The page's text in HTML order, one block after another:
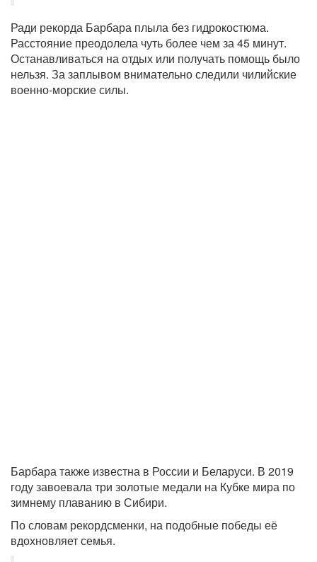
Ради рекорда Барбара плыла без гидрокостюма.
Расстояние преодолела чуть более чем за 45 минут.
Останавливаться на отдых или получать помощь было
нельзя. За заплывом внимательно следили чилийские
военно-морские силы.
Барбара также известна в России и Беларуси. В 2019
году завоевала три золотые медали на Кубке мира по
зимнему плаванию в Сибири.
По словам рекордсменки, на подобные победы её
вдохновляет семья.